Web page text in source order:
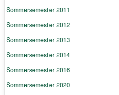
Sommersemester 2011
Sommersemester 2012
Sommersemester 2013
Sommersemester 2014
Sommersemester 2016
Sommersemester 2020